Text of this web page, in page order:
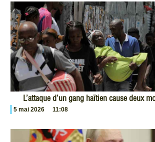
L’attaque d’un gang haïtien cause deux
5 mai 2026 11:08